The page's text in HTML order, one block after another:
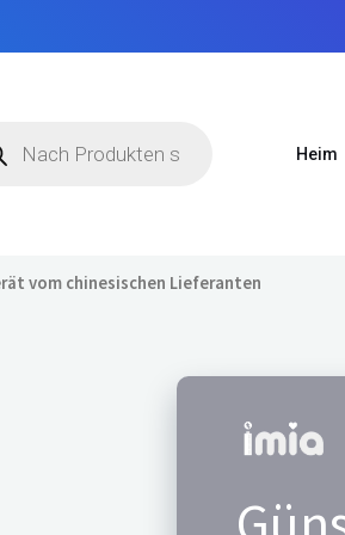
Heim
vom chinesischen Lieferanten